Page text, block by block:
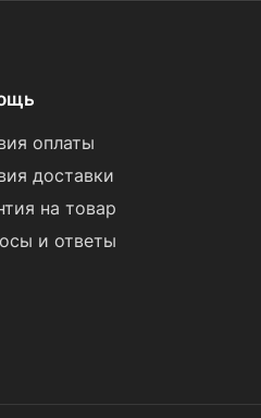
оплаты
доставки
на товар
и ответы